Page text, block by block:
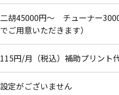
二胡45000円～ チューナー
でご用意いただきます）
115円/月（税込）補助プリン
設定がございません